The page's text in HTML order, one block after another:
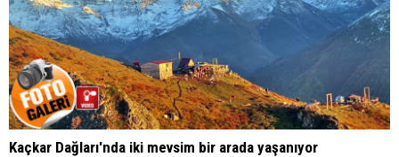
Kaçkar Dağları'nda iki mevsim bir arada yaşanıyor